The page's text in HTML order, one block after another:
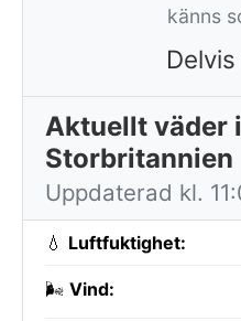
känns
Aktuellt väder
Storbritannien
Uppdaterad kl.
💧 Luftfuktighet:
🌬️ Vind: